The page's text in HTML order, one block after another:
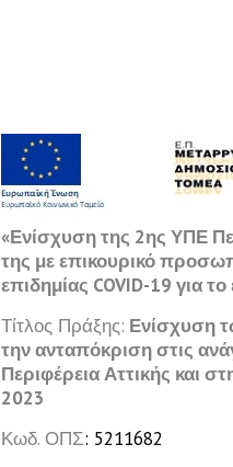
«Ενίσχυση της 2ης ΥΠΕ
της με επικουρικό
επιδημίας COVID-19 για
Τίτλος Πράξης: Ενίσχυση
την ανταπόκριση στις
Περιφέρεια Αττικής και
2023
Κωδ. ΟΠΣ: 5211682